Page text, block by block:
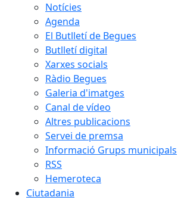
Notícies
Agenda
El Butlletí de Begues
Butlletí digital
Xarxes socials
Ràdio Begues
Galeria d'imatges
Canal de vídeo
Altres publicacions
Servei de premsa
Informació Grups municipals
RSS
Hemeroteca
Ciutadania